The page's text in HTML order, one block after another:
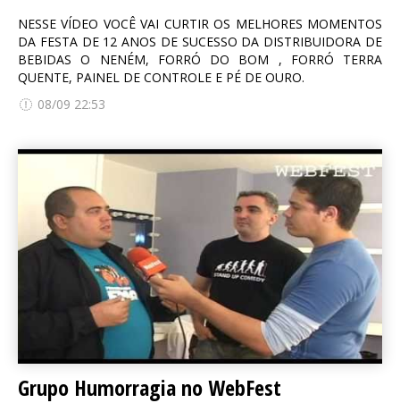
NESSE VÍDEO VOCÊ VAI CURTIR OS MELHORES MOMENTOS
DA FESTA DE 12 ANOS DE SUCESSO DA DISTRIBUIDORA DE
BEBIDAS O NENÉM, FORRÓ DO BOM , FORRÓ TERRA
QUENTE, PAINEL DE CONTROLE E PÉ DE OURO.
08/09 22:53
Grupo Humorragia no WebFest